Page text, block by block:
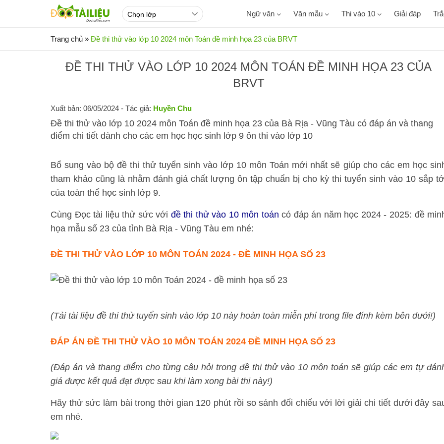
Ngữ văn Văn mẫu Thi vào 10 Giải đáp
Trang chủ » Đề thi thử vào lớp 10 2024 môn Toán đề minh họa 23 của BRVT
ĐỀ THI THỬ VÀO LỚP 10 2024 MÔN TOÁN ĐỀ MINH HỌA 23 CỦA
BRVT
Xuất bản: 06/05/2024 - Tác giả: Huyền Chu
Đề thi thử vào lớp 10 2024 môn Toán đề minh họa 23 của Bà Rịa - Vũng Tàu có đáp án và thang
điểm chi tiết dành cho các em học học sinh lớp 9 ôn thi vào lớp 10
Bổ sung vào bộ đề thi thử tuyển sinh vào lớp 10 môn Toán mới nhất sẽ giúp cho các em học
tham khảo cũng là nhằm đánh giá chất lượng ôn tập chuẩn bị cho kỳ thi tuyển sinh vào 10 sắp
của toàn thể học sinh lớp 9.
Cùng Đọc tài liệu thử sức với đề thi thử vào 10 môn toán có đáp án năm học 2024 - 2025: đề
họa mẫu số 23 của tỉnh Bà Rịa - Vũng Tàu em nhé:
ĐỀ THI THỬ VÀO LỚP 10 MÔN TOÁN 2024 - ĐỀ MINH HỌA SỐ 23
(Tải tài liệu đề thi thử tuyển sinh vào lớp 10 này hoàn toàn miễn phí trong file đính kèm bên dưới!)
ĐÁP ÁN ĐỀ THI THỬ VÀO 10 MÔN TOÁN 2024 ĐỀ MINH HỌA SỐ 23
(Đáp án và thang điểm cho từng câu hỏi trong đề thi thử vào 10 môn toán sẽ giúp các em tự
giá được kết quả đạt được sau khi làm xong bài thi này!)
Hãy thử sức làm bài trong thời gian 120 phút rồi so sánh đối chiếu với lời giải chi tiết dưới đây
em nhé.